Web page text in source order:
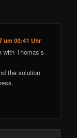
um 00:41 Uhr:
Thomas’s
the solution